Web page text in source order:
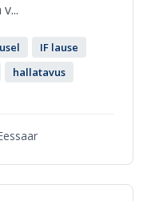
IF lause
hallatavus